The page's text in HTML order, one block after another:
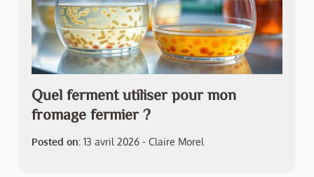
Quel ferment utiliser pour mon
fromage fermier ?
Posted on: 13 avril 2026 - Claire Morel